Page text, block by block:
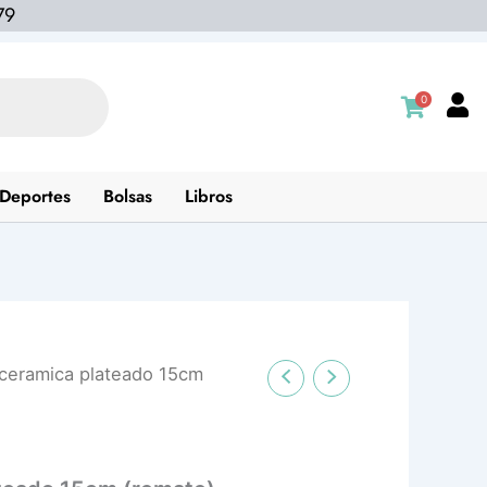
0
Deportes Bolsas Libros
plateado 15cm